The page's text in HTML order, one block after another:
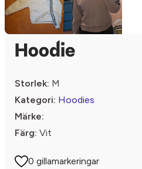
Hoodie
Storlek: M
Kategori: Hoodies
Märke:
Färg: Vit
0 gillamarkeringar